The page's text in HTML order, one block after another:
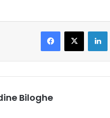
FacebookX
Biloghe